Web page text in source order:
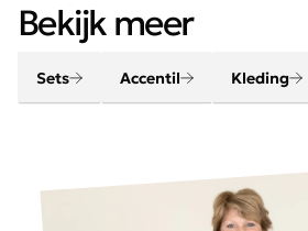
Bekijk meer
Sets Accentil Kleding